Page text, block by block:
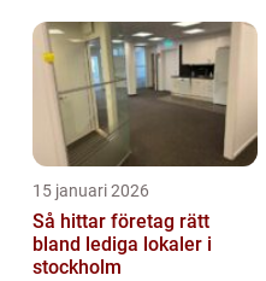
15 januari 2026
Så hittar företag rätt
bland lediga lokaler i
stockholm